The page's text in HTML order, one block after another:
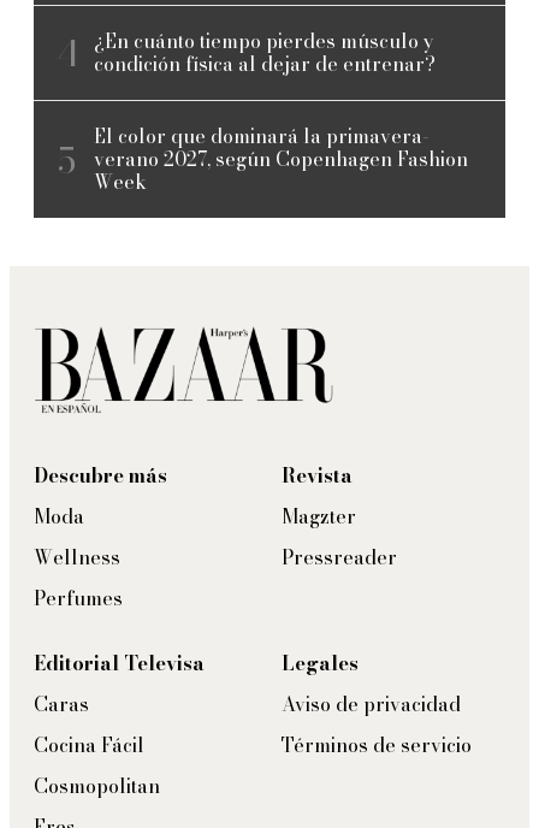
¿En cuánto tiempo pierdes músculo y
condición física al dejar de entrenar?
El color que dominará la primavera-
verano 2027, según Copenhagen Fashion
Week
Descubre más
Moda
Wellness
Perfumes
Revista
Magzter
Pressreader
Editorial Televisa
Caras
Cocina Fácil
Cosmopolitan
Legales
Aviso de privacidad
Términos de servicio